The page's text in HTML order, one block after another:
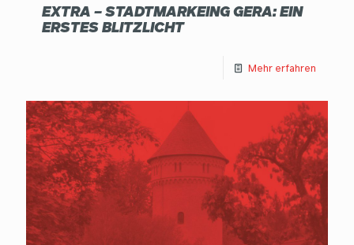
EXTRA – STADTMARKEING GERA: EIN
ERSTES BLITZLICHT
Mehr erfahren